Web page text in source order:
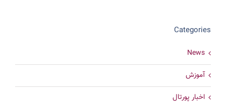
Categories
News
آموزش
اخبار پورتال